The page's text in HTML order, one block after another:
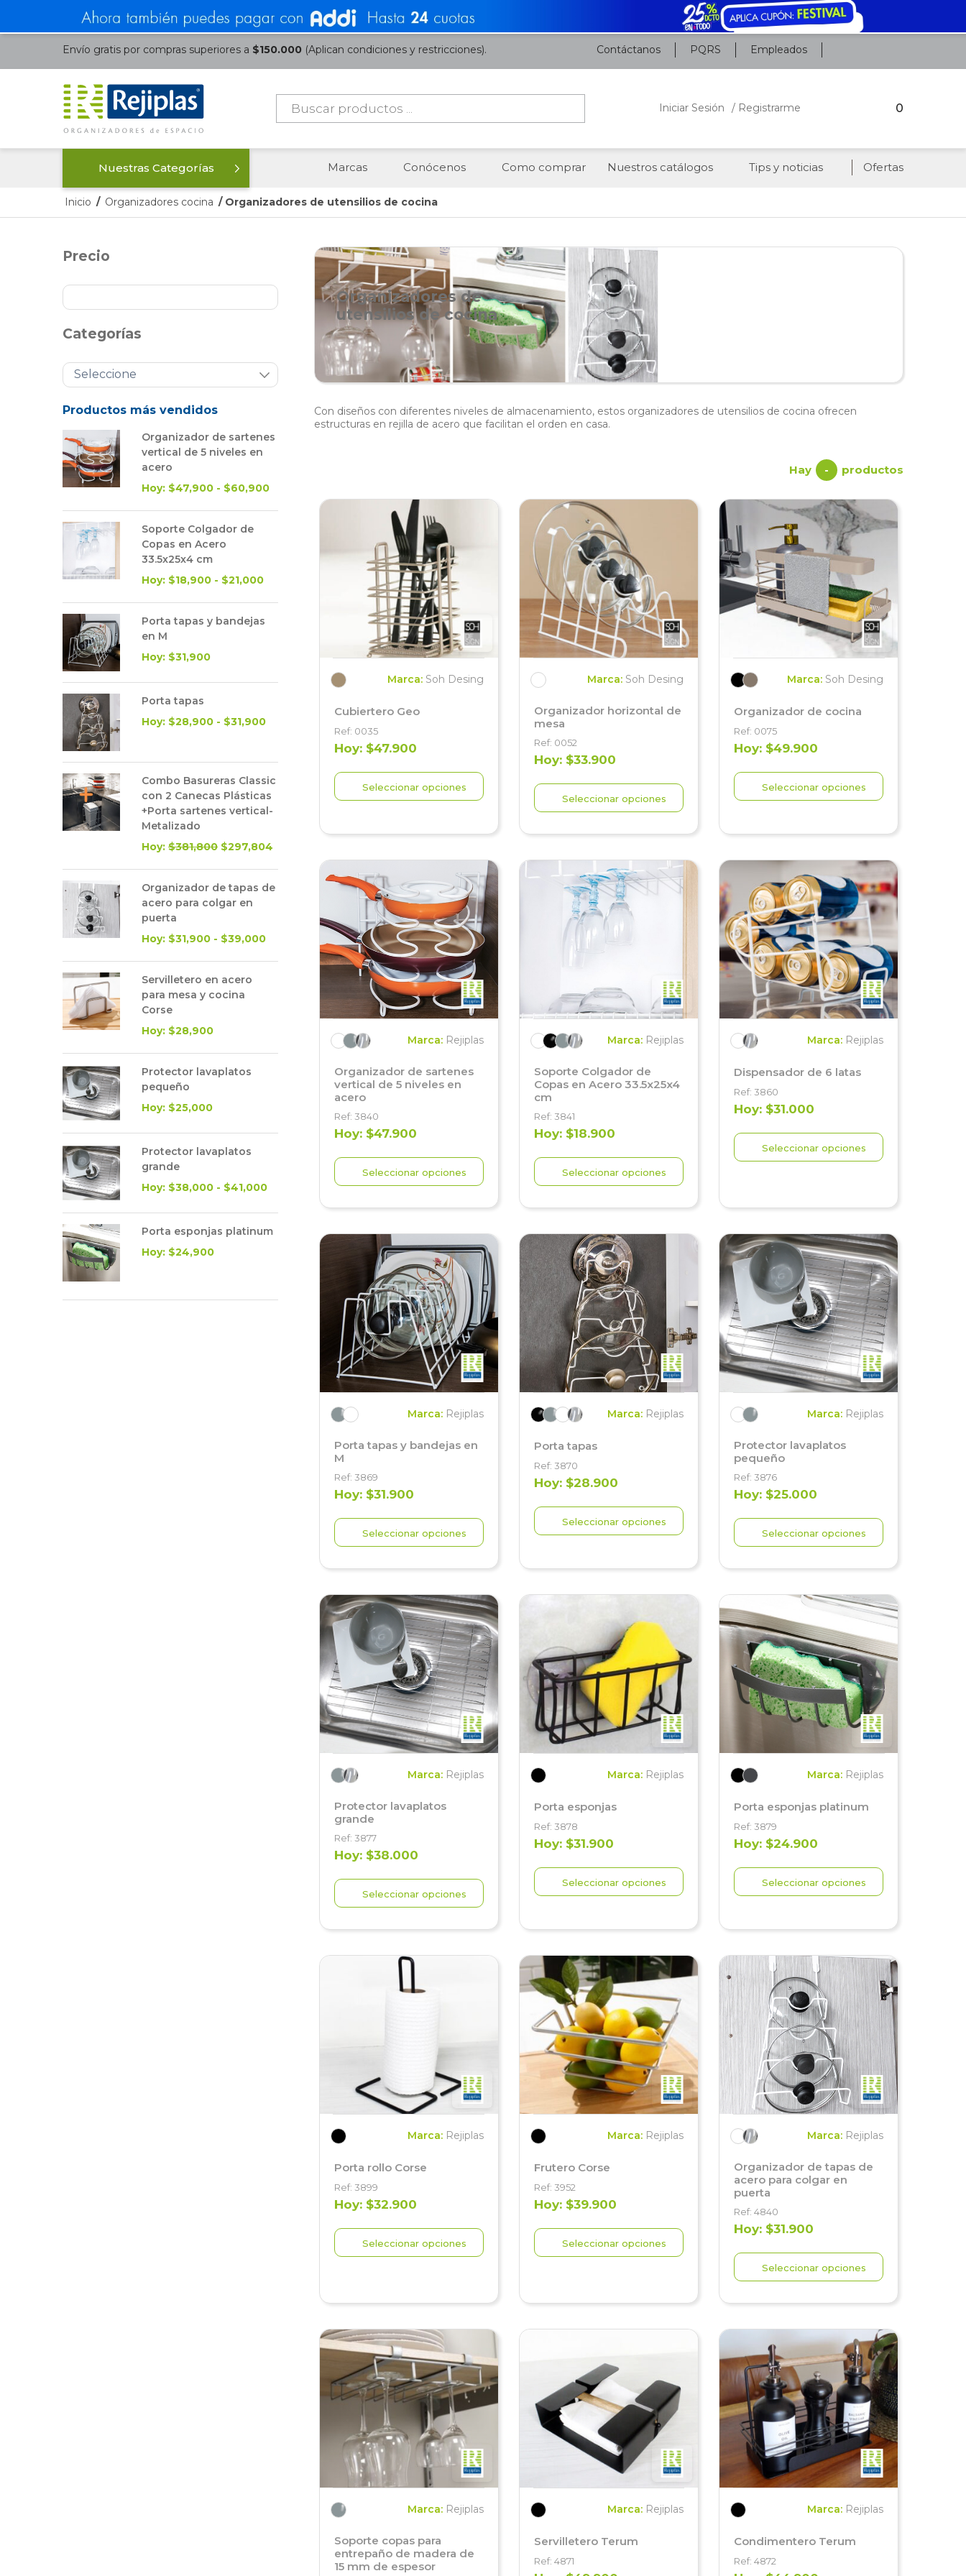
Envío gratis por compras superiores a $150.000 (Aplican condiciones y restricciones). Contáctanos PQRS Empleados
Búsqueda
productos
Iniciar Sesión / Registrarme 0
Nuestras Categorías Marcas Conócenos Como comprar Nuestros catálogos Tips y noticias Ofertas
Inicio / Organizadores cocina / Organizadores de utensilios de cocina
Precio
Categorías
Productos más vendidos
Organizador de sartenes
vertical de 5 niveles en
acero
Hoy: $47,900 - $60,900
Soporte Colgador de
Copas en Acero
33.5x25x4 cm
Hoy: $18,900 - $21,000
Porta tapas y bandejas
en M
Hoy: $31,900
Porta tapas
Hoy: $28,900 - $31,900
Combo Basureras Classic
con 2 Canecas Plásticas
+Porta sartenes vertical-
Metalizado
Hoy: $381,800 $297,804
Organizador de tapas de
acero para colgar en
puerta
Hoy: $31,900 - $39,000
Servilletero en acero
para mesa y cocina
Corse
Hoy: $28,900
Protector lavaplatos
pequeño
Hoy: $25,000
Protector lavaplatos
grande
Hoy: $38,000 - $41,000
Porta esponjas platinum
Hoy: $24,900
Organizadores de
utensilios de cocina
Con diseños con diferentes niveles de almacenamiento, estos organizadores de utensilios de cocina ofrecen
estructuras en rejilla de acero que facilitan el orden en casa.
Hay - productos
Marca: Soh Desing
Cubiertero Geo
Ref: 0035
Hoy: $47.900
Seleccionar opciones
Marca: Soh Desing
Organizador horizontal de
mesa
Ref: 0052
Hoy: $33.900
Seleccionar opciones
Marca: Soh Desing
Organizador de cocina
Ref: 0075
Hoy: $49.900
Seleccionar opciones
Marca: Rejiplas
Organizador de sartenes
vertical de 5 niveles en
acero
Ref: 3840
Hoy: $47.900
Seleccionar opciones
Marca: Rejiplas
Soporte Colgador de
Copas en Acero 33.5x25x4
cm
Ref: 3841
Hoy: $18.900
Seleccionar opciones
Marca: Rejiplas
Dispensador de 6 latas
Ref: 3860
Hoy: $31.000
Seleccionar opciones
Marca: Rejiplas
Porta tapas y bandejas en
M
Ref: 3869
Hoy: $31.900
Seleccionar opciones
Marca: Rejiplas
Porta tapas
Ref: 3870
Hoy: $28.900
Seleccionar opciones
Marca: Rejiplas
Protector lavaplatos
pequeño
Ref: 3876
Hoy: $25.000
Seleccionar opciones
Marca: Rejiplas
Protector lavaplatos
grande
Ref: 3877
Hoy: $38.000
Seleccionar opciones
Marca: Rejiplas
Porta esponjas
Ref: 3878
Hoy: $31.900
Seleccionar opciones
Marca: Rejiplas
Porta esponjas platinum
Ref: 3879
Hoy: $24.900
Seleccionar opciones
Marca: Rejiplas
Porta rollo Corse
Ref: 3899
Hoy: $32.900
Seleccionar opciones
Marca: Rejiplas
Frutero Corse
Ref: 3952
Hoy: $39.900
Seleccionar opciones
Marca: Rejiplas
Organizador de tapas de
acero para colgar en
puerta
Ref: 4840
Hoy: $31.900
Seleccionar opciones
Marca: Rejiplas
Soporte copas para
entrepaño de madera de
15 mm de espesor
Marca: Rejiplas
Servilletero Terum
Ref: 4871
Marca: Rejiplas
Condimentero Terum
Ref: 4872